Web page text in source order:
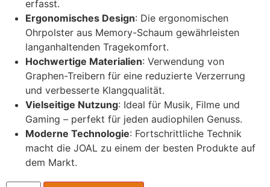
erfasst.
Ergonomisches Design: Die ergonomischen
Ohrpolster aus Memory-Schaum gewährleisten
langanhaltenden Tragekomfort.
Hochwertige Materialien: Verwendung von
Graphen-Treibern für eine reduzierte Verzerrung
und verbesserte Klangqualität.
Vielseitige Nutzung: Ideal für Musik, Filme und
Gaming – perfekt für jeden audiophilen Genuss.
Moderne Technologie: Fortschrittliche Technik
macht die JOAL zu einem der besten Produkte auf
dem Markt.